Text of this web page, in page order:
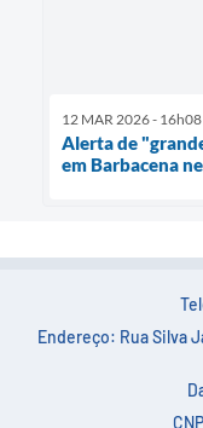
12 MAR 2026 - 16h08
Alerta de
em Barbacena
Endereço: Rua Silva